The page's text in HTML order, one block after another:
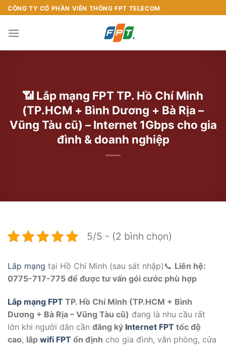
Chuyển
đến
nội
CÔNG TY CỔ PHẦN VIỄN THÔNG FPT TELECOM
📶 Lắp mạng FPT TP. Hồ Chí Minh
(TP.HCM + Bình Dương + Bà Rịa –
Vũng Tàu cũ) – Internet 1Gbps cho gia
đình & doanh nghiệp
5/5 - (2 bình chọn)
Lắp mạng tại Hồ Chí Minh (sau sát nhập)📞 Liên hệ:
0775-717-775 để được tư vấn gói cước phù hợp
Lắp mạng FPT TP. Hồ Chí Minh (TP.HCM + Bình
Dương + Bà Rịa – Vũng Tàu cũ) đang là nhu cầu rất
lớn khi người dân cần đăng ký Internet FPT tốc độ
cao, lắp wifi FPT ổn định cho gia đình, văn phòng, cửa